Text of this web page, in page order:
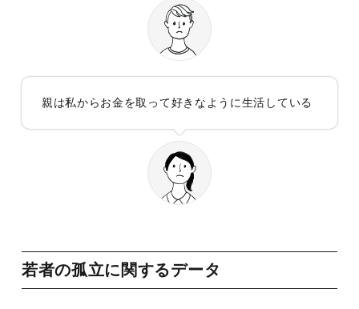
親は私からお金を取って好きなように生活している
若者の孤立に関するデータ